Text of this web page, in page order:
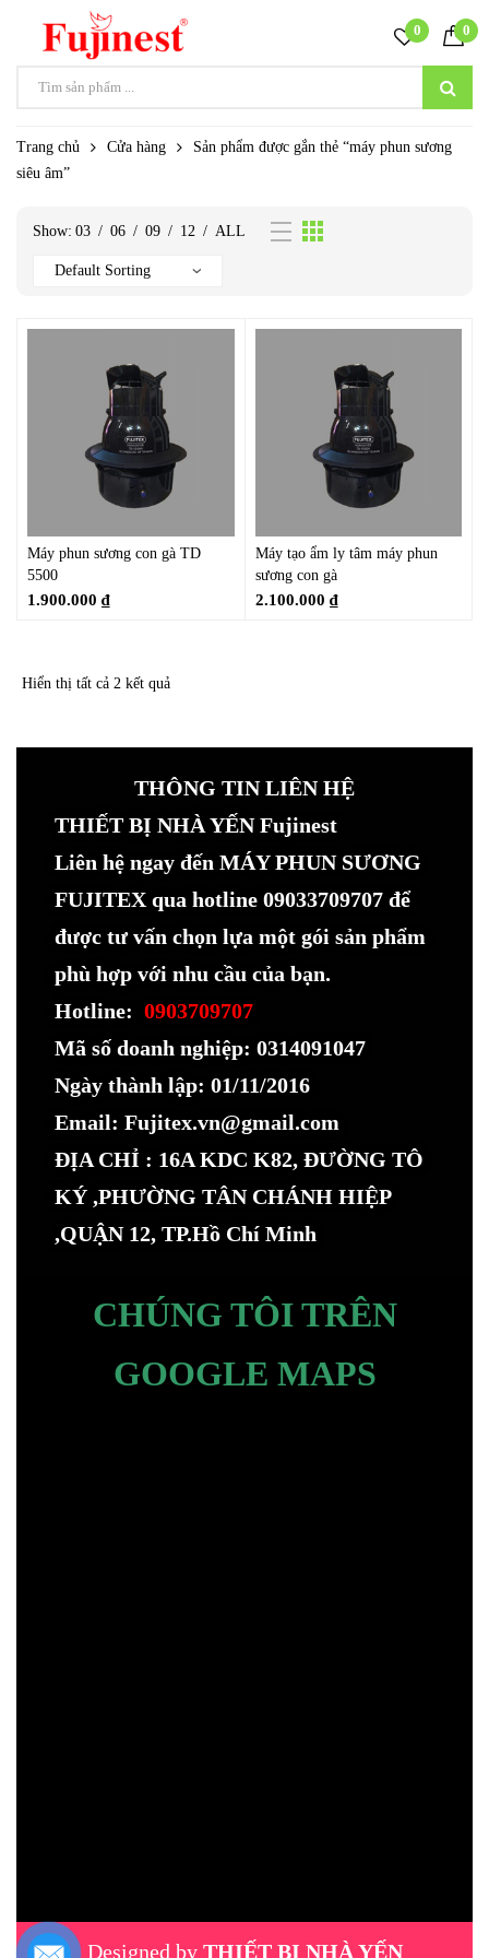
0 0
Trang chủ Cửa hàng
Sản phẩm được gắn thẻ “máy phun sương
siêu âm”
Show: 03 / 06 / 09 / 12 / ALL
Máy phun sương con gà TD
5500
1.900.000 ₫
Máy tạo ẩm ly tâm máy phun
sương con gà
2.100.000 ₫
Hiển thị tất cả 2 kết quả
THÔNG TIN LIÊN HỆ
THIẾT BỊ NHÀ YẾN Fujinest
Liên hệ ngay đến MÁY PHUN SƯƠNG
FUJITEX qua hotline 09033709707 để
được tư vấn chọn lựa một gói sản phẩm
phù hợp với nhu cầu của bạn.
Hotline: 0903709707
Mã số doanh nghiệp: 0314091047
Ngày thành lập: 01/11/2016
Email: Fujitex.vn@gmail.com
ĐỊA CHỈ : 16A KDC K82, ĐƯỜNG TÔ
KÝ ,PHƯỜNG TÂN CHÁNH HIỆP
,QUẬN 12, TP.Hồ Chí Minh
CHÚNG TÔI TRÊN
GOOGLE MAPS
Designed by THIẾT BỊ NHÀ YẾN